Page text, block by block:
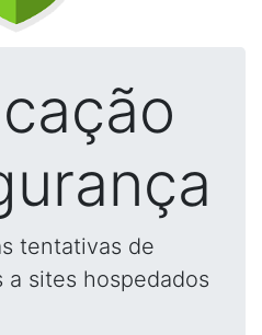
tentativas de
a sites hospedados